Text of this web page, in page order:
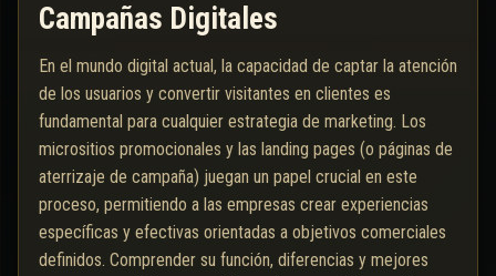
Campañas Digitales
En el mundo digital actual, la capacidad de captar la atención
de los usuarios y convertir visitantes en clientes es
fundamental para cualquier estrategia de marketing. Los
micrositios promocionales y las landing pages (o páginas de
aterrizaje de campaña) juegan un papel crucial en este
proceso, permitiendo a las empresas crear experiencias
específicas y efectivas orientadas a objetivos comerciales
definidos. Comprender su función, diferencias y mejores